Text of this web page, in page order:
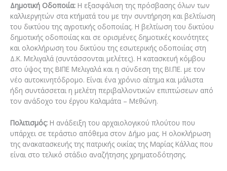
Δημοτική Οδοποιία: Η εξασφάλιση της πρόσβασης όλων των
καλλιεργητών στα κτήματά του με την συντήρηση και βελτίωση
του δικτύου της αγροτικής οδοποιίας. Η βελτίωση του δικτύου
δημοτικής οδοποιίας και σε ορισμένες δημοτικές κοινότητες
και ολοκλήρωση του δικτύου της εσωτερικής οδοποιίας στη
Δ.Κ. Μελιγαλά (συντάσσονται μελέτες). Η κατασκευή κόμβου
στο ύψος της ΒΙΠΕ Μελιγαλά και η σύνδεση της ΒΙ.ΠΕ. με τον
νέο αυτοκινητόδρομο. Είναι ένα χρόνιο αίτημα και μάλιστα
ήδη συντάσσεται η μελέτη περιβαλλοντικών επιπτώσεων από
τον ανάδοχο του έργου Καλαμάτα – Μεθώνη.
Πολιτισμός: Η ανάδειξη του αρχαιολογικού πλούτου που
υπάρχει σε τεράστιο απόθεμα στον Δήμο μας. Η ολοκλήρωση
της ανακατασκευής της πατρικής οικίας της Μαρίας Κάλλας που
είναι στο τελικό στάδιο αναζήτησης χρηματοδότησης.